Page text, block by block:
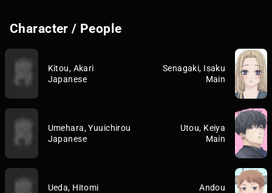
Character / People
Kitou, Akari
Japanese
Senagaki, Isaku
Main
Umehara, Yuuichirou
Japanese
Utou, Keiya
Main
Ueda, Hitomi
Andou